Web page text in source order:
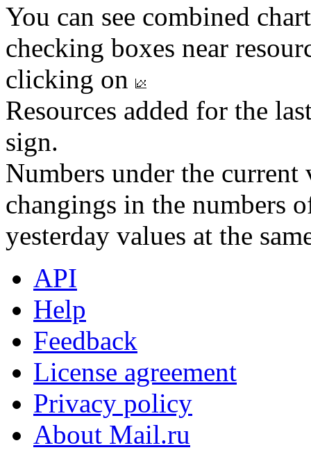
You can see combined
checking boxes near
clicking on
Resources added for the
sign.
Numbers under the
changings in the numbers
yesterday values at the
API
Help
Feedback
License agreement
Privacy policy
About Mail.ru